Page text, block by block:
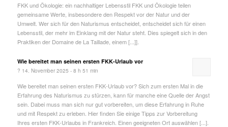
FKK und Ökologie: ein nachhaltiger Lebensstil FKK und Ökologie teilen
gemeinsame Werte, insbesondere den Respekt vor der Natur und der
Umwelt. Wer sich für den Naturismus entscheidet, entscheidet sich für einen
Lebensstil, der mehr im Einklang mit der Natur steht. Dies spiegelt sich in den
Praktiken der Domaine de La Taillade, einem [...]].
Wie bereitet man seinen ersten FKK-Urlaub vor
? 14. November 2025 - 8 h 51 min
Wie bereitet man seinen ersten FKK-Urlaub vor? Sich zum ersten Mal in die
Erfahrung des Naturismus zu stürzen, kann für manche eine Quelle der Angst
sein. Dabei muss man sich nur gut vorbereiten, um diese Erfahrung in Ruhe
und mit Respekt zu erleben. Hier finden Sie einige Tipps zur Vorbereitung
Ihres ersten FKK-Urlaubs in Frankreich. Einen geeigneten Ort auswählen [...].